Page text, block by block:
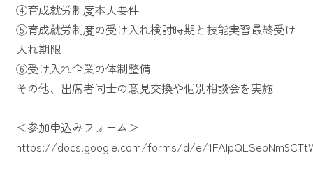
④育成就労制度本人要件
⑤育成就労制度の受け入れ検討時期と技能実習最終受け
入れ期限
⑥受け入れ企業の体制整備
その他、出席者同士の意見交換や個別相談会を実施
＜参加申込みフォーム＞
https://docs.google.com/forms/d/e/